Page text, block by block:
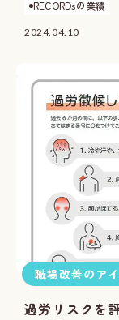
RECORDsの業績
2024.04.10
職場改善のア
過労リスクを